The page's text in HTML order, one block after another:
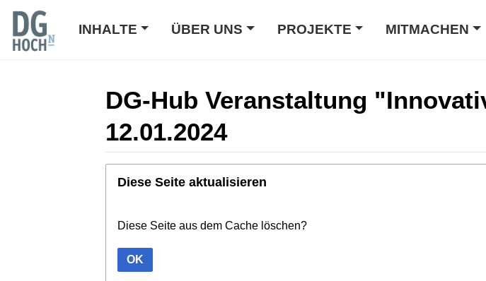
INHALTE ÜBER UNS PROJEKTE MITMACHEN
DG-Hub Veranstaltung
12.01.2024
Diese Seite aktualisieren
Diese Seite aus dem Cache löschen?
OK